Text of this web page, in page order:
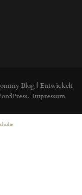
Blog | Entwickelt
. Impressum